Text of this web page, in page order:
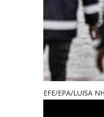
EFE/EPA/LUISA